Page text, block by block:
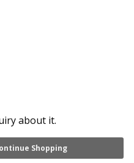
about it.
Shopping